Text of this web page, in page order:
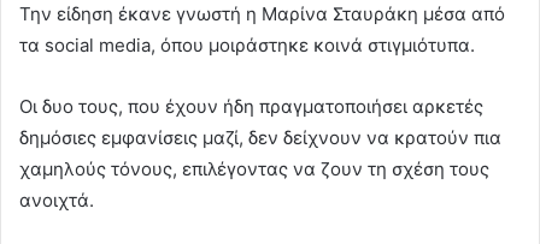
Την είδηση έκανε γνωστή η Μαρίνα Σταυράκη μέσα από
τα social media, όπου μοιράστηκε κοινά στιγμιότυπα.
Οι δυο τους, που έχουν ήδη πραγματοποιήσει αρκετές
δημόσιες εμφανίσεις μαζί, δεν δείχνουν να κρατούν πια
χαμηλούς τόνους, επιλέγοντας να ζουν τη σχέση τους
ανοιχτά.